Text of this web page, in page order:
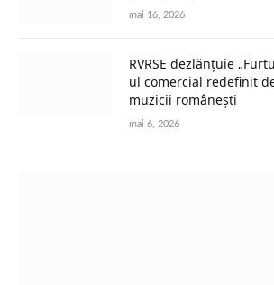
mai 16, 2026
RVRSE dezlănțuie
ul comercial redefinit
muzicii românești
mai 6, 2026